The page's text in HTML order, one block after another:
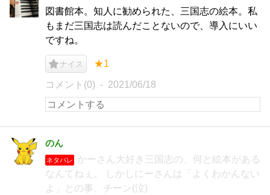
図書館本。知人に勧められた、三国志の絵本。私
もまだ三国志は読んだことないので、導入にいい
ですね。
ナイス ★1
コメント(0) 2021/06/18
のん
ネタバレ
かーさん大好き三国志の、何と絵本がある
なんてねぇ。 しかしにーさんは「よくわかんない
よ」との事、チーン(泣)